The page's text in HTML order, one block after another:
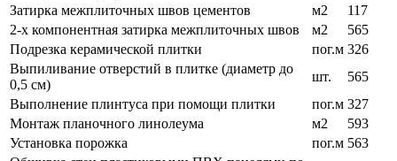
Затирка межплиточных швов цементов
м2
117
2-х компонентная затирка межплиточных швов
м2
565
Подрезка керамической плитки
пог.м 326
Выпиливание отверстий в плитке (диаметр до
0,5 см)
шт.
565
Выполнение плинтуса при помощи плитки
пог.м 327
Монтаж планочного линолеума
м2
593
Установка порожка
пог.м 563